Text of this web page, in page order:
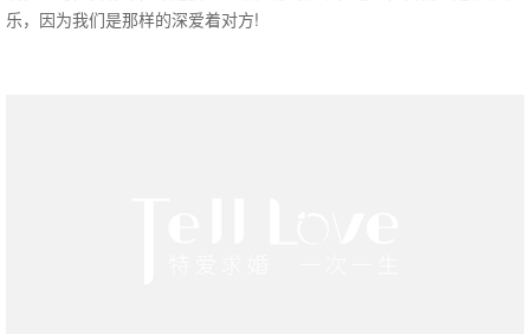
乐，因为我们是那样的深爱着对方!